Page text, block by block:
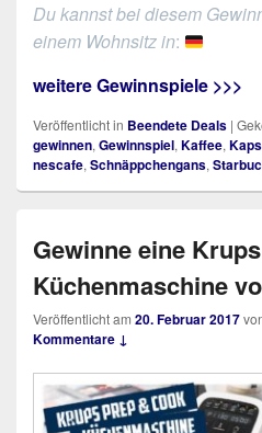
Du kannst bei diesem
einem Wohnsitz in:
weitere Gewinnspiele >>>
Veröffentlicht in Beendete Deals |
gewinnen, Gewinnspiel, Kaffee,
nescafe, Schnäppchengans,
Gewinne eine
Küchenmaschine
Veröffentlicht am 20. Februar 2017
Kommentare ↓